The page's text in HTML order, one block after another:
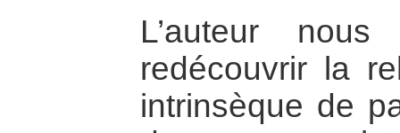
L’auteur
redécouvrir la
intrinsèque de